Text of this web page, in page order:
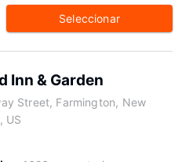
Seleccionar
Inn & Garden
Street, Farmington, New
US